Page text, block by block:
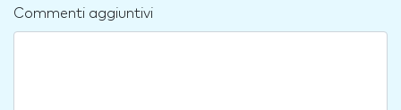
Commenti aggiuntivi